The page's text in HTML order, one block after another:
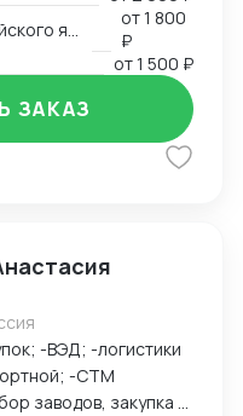
от1 800
₽
от1 500 ₽
ЗАКАЗ
-ВЭД; -логистики
-СТМ
заводов, закупка и